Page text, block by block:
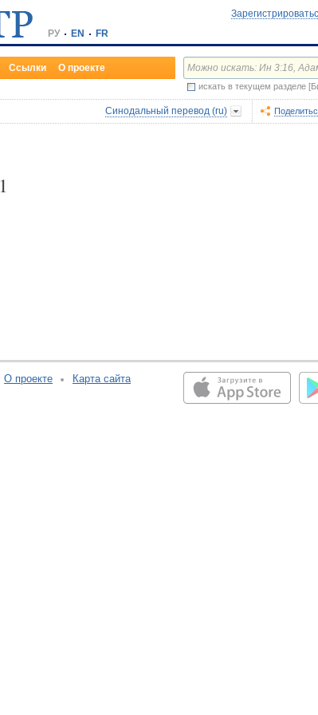
РУ EN FR
Ссылки О проекте
искать в текущем разделе
Синодальный перевод (ru)
1
О проекте Карта сайта